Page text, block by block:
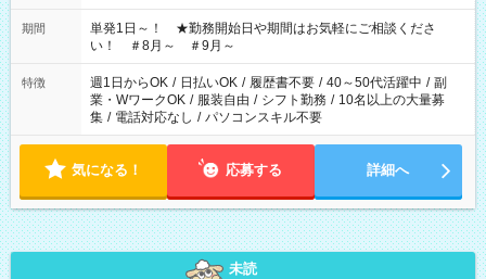
ださい！
期間
単発1日～！ ★勤務開始日や期間はお気軽にご相談くださ
い！ ＃8月～ ＃9月～
特徴 週1日からOK / 日払いOK / 履歴書不要 / 40～50代活躍中 / 副
業・WワークOK / 服装自由 / シフト勤務 / 10名以上の大量募
集 / 電話対応なし / パソコンスキル不要
気になる！ 応募する 詳細へ
未読